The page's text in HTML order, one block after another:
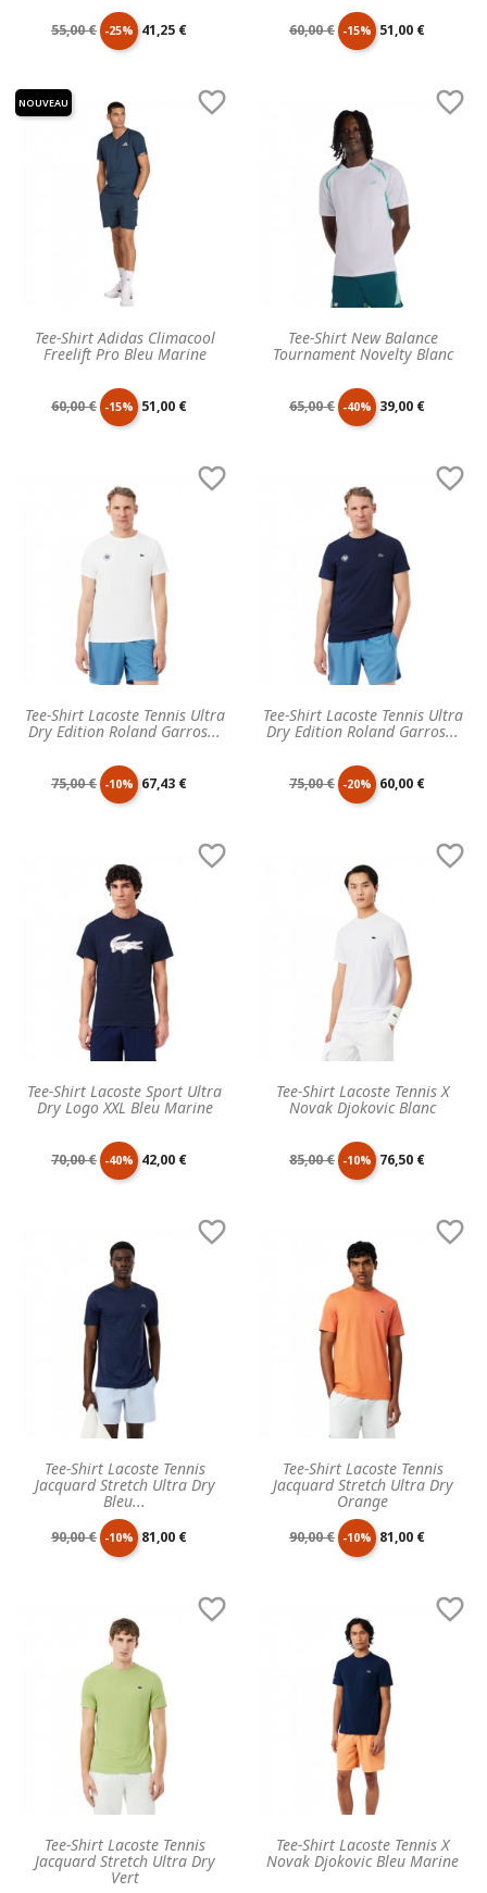
Prix
55,00 € -25% Prix
41,25 € Prix
60,00 € -15% Prix
51,00 €
Tee-Shirt Adidas Climacool
Freelift Pro Bleu Marine

Prix
60,00 € -15% Prix
51,00 €
NOUVEAU
Tee-Shirt New Balance
Tournament Novelty Blanc

Prix
65,00 € -40% Prix
39,00 €
Tee-Shirt Lacoste Tennis Ultra
Dry Edition Roland Garros...

Prix
75,00 € -10% Prix
67,43 €
Tee-Shirt Lacoste Tennis Ultra
Dry Edition Roland Garros...

Prix
75,00 € -20% Prix
60,00 €
Tee-Shirt Lacoste Sport Ultra
Dry Logo XXL Bleu Marine

Prix
70,00 € -40% Prix
42,00 €
Tee-Shirt Lacoste Tennis X
Novak Djokovic Blanc

Prix
85,00 € -10% Prix
76,50 €
Tee-Shirt Lacoste Tennis
Jacquard Stretch Ultra Dry
Bleu...

Prix
90,00 € -10% Prix
81,00 €
Tee-Shirt Lacoste Tennis
Jacquard Stretch Ultra Dry
Orange

Prix
90,00 € -10% Prix
81,00 €
Tee-Shirt Lacoste Tennis
Jacquard Stretch Ultra Dry
Vert

Tee-Shirt Lacoste Tennis X
Novak Djokovic Bleu Marine
